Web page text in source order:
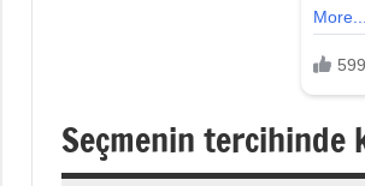
Seçmenin tercihinde